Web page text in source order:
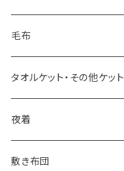
羽毛掛け布団
羊毛掛け布団
その他掛け布団
毛布
一重毛布
二重毛布
その他毛布
タオルケット・その他ケット
夜着
敷き布団